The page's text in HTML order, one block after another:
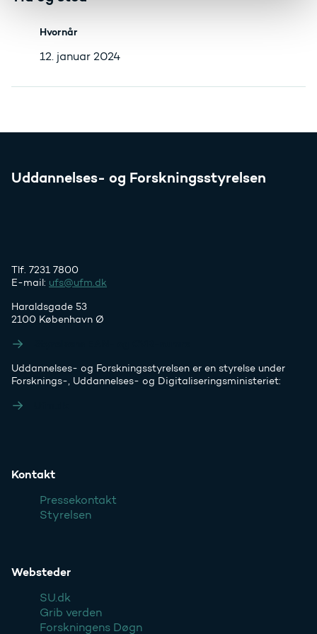
Hvornår
12. januar 2024
Uddannelses- og Forskningsstyrelsen
Tlf. 7231 7800
E-mail: ufs@ufm.dk
Haraldsgade 53
2100 København Ø
Uddannelses- og Forskningsstyrelsen er en styrelse under
Forsknings-, Uddannelses- og Digitaliseringsministeriet:
Kontakt
Pressekontakt
Styrelsen
Websteder
SU.dk
Grib verden
Forskningens Døgn